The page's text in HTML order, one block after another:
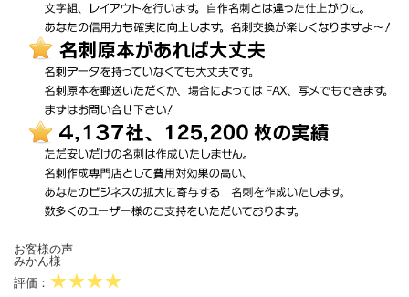
お客様の声
みかん様
評価： ★★★★